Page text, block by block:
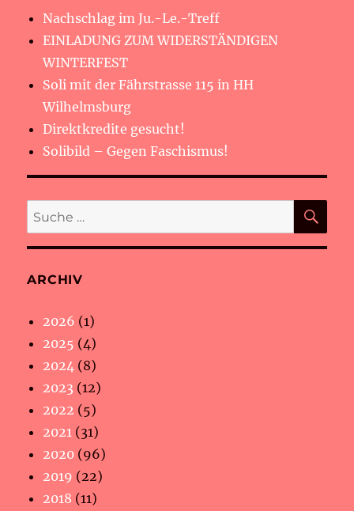
Nachschlag im Ju.-Le.-Treff
EINLADUNG ZUM WIDERSTÄNDIGEN
WINTERFEST
Soli mit der Fährstrasse 115 in HH
Wilhelmsburg
Direktkredite gesucht!
Solibild – Gegen Faschismus!
Suche
nach:
ARCHIV
2026 (1)
2025 (4)
2024 (8)
2023 (12)
2022 (5)
2021 (31)
2020 (96)
2019 (22)
2018 (11)